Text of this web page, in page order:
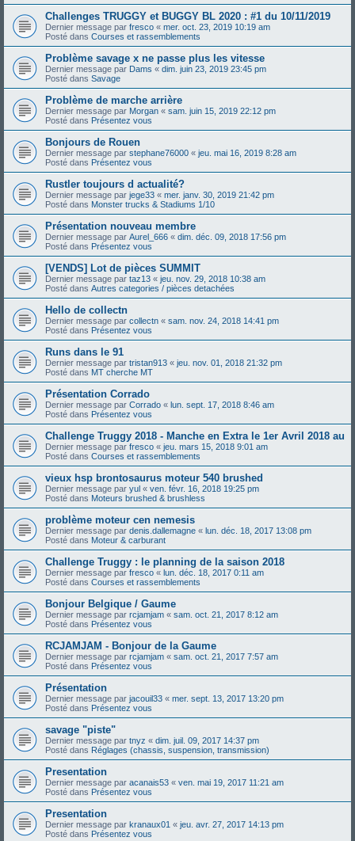
Challenges TRUGGY et BUGGY BL 2020 : #1 du 10/11/2019
Dernier message par fresco « mer. oct. 23, 2019 10:19 am
Posté dans Courses et rassemblements
Problème savage x ne passe plus les vitesse
Dernier message par Dams « dim. juin 23, 2019 23:45 pm
Posté dans Savage
Problème de marche arrière
Dernier message par Morgan « sam. juin 15, 2019 22:12 pm
Posté dans Présentez vous
Bonjours de Rouen
Dernier message par stephane76000 « jeu. mai 16, 2019 8:28 am
Posté dans Présentez vous
Rustler toujours d actualité?
Dernier message par jege33 « mer. janv. 30, 2019 21:42 pm
Posté dans Monster trucks & Stadiums 1/10
Présentation nouveau membre
Dernier message par Aurel_666 « dim. déc. 09, 2018 17:56 pm
Posté dans Présentez vous
[VENDS] Lot de pièces SUMMIT
Dernier message par taz13 « jeu. nov. 29, 2018 10:38 am
Posté dans Autres categories / pièces detachées
Hello de collectn
Dernier message par collectn « sam. nov. 24, 2018 14:41 pm
Posté dans Présentez vous
Runs dans le 91
Dernier message par tristan913 « jeu. nov. 01, 2018 21:32 pm
Posté dans MT cherche MT
Présentation Corrado
Dernier message par Corrado « lun. sept. 17, 2018 8:46 am
Posté dans Présentez vous
Challenge Truggy 2018 - Manche en Extra le 1er Avril 2018 au
Dernier message par fresco « jeu. mars 15, 2018 9:01 am
Posté dans Courses et rassemblements
vieux hsp brontosaurus moteur 540 brushed
Dernier message par yul « ven. févr. 16, 2018 19:25 pm
Posté dans Moteurs brushed & brushless
problème moteur cen nemesis
Dernier message par denis.dallemagne « lun. déc. 18, 2017 13:08 pm
Posté dans Moteur & carburant
Challenge Truggy : le planning de la saison 2018
Dernier message par fresco « lun. déc. 18, 2017 0:11 am
Posté dans Courses et rassemblements
Bonjour Belgique / Gaume
Dernier message par rcjamjam « sam. oct. 21, 2017 8:12 am
Posté dans Présentez vous
RCJAMJAM - Bonjour de la Gaume
Dernier message par rcjamjam « sam. oct. 21, 2017 7:57 am
Posté dans Présentez vous
Présentation
Dernier message par jacouil33 « mer. sept. 13, 2017 13:20 pm
Posté dans Présentez vous
savage "piste"
Dernier message par tnyz « dim. juil. 09, 2017 14:37 pm
Posté dans Réglages (chassis, suspension, transmission)
Presentation
Dernier message par acanais53 « ven. mai 19, 2017 11:21 am
Posté dans Présentez vous
Presentation
Dernier message par kranaux01 « jeu. avr. 27, 2017 14:13 pm
Posté dans Présentez vous